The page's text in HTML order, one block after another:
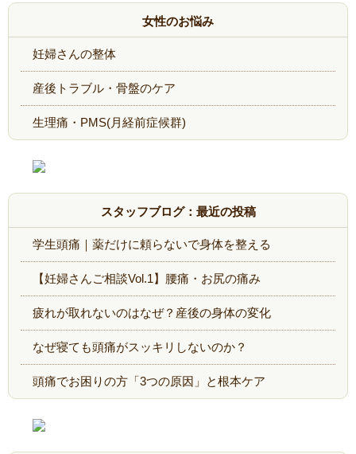
女性のお悩み
妊婦さんの整体
産後トラブル・骨盤のケア
生理痛・PMS(月経前症候群)
スタッフブログ：最近の投稿
学生頭痛｜薬だけに頼らないで身体を整える
【妊婦さんご相談Vol.1】腰痛・お尻の痛み
疲れが取れないのはなぜ？産後の身体の変化
なぜ寝ても頭痛がスッキリしないのか？
頭痛でお困りの方「3つの原因」と根本ケア